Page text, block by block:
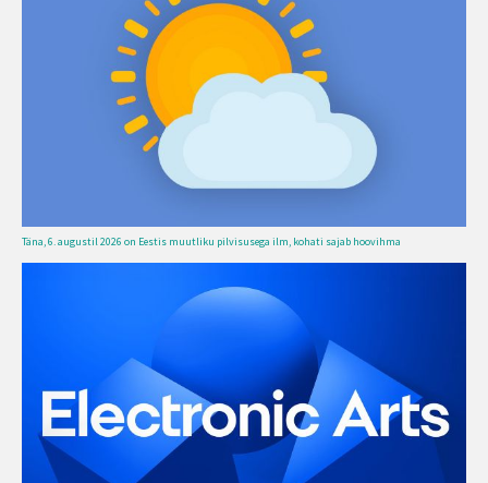
Täna, 6. augustil 2026 on Eestis muutliku pilvisusega ilm, kohati sajab hoovihma